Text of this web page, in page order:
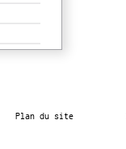
Plan du site